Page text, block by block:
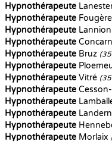
Hypnothérapeute
Hypnothérapeute
Hypnothérapeute Lannion
Hypnothérapeute
Hypnothérapeute Bruz
Hypnothérapeute
Hypnothérapeute Vitré
Hypnothérapeute
Hypnothérapeute
Hypnothérapeute
Hypnothérapeute
Hypnothérapeute Morlaix